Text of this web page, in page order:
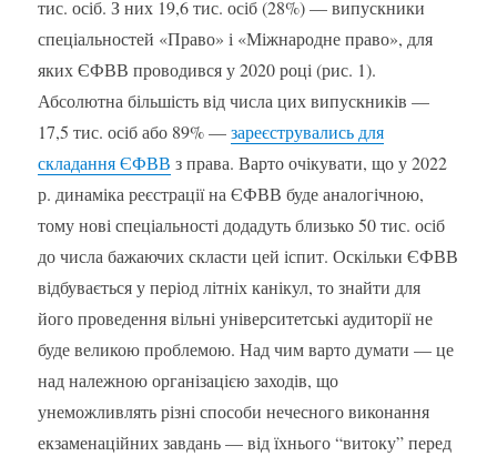
тис. осіб. З них 19,6 тис. осіб (28%) — випускники
спеціальностей «Право» і «Міжнародне право», для
яких ЄФВВ проводився у 2020 році (рис. 1).
Абсолютна більшість від числа цих випускників —
17,5 тис. осіб або 89% —зареєструвались для
складання ЄФВВ з права. Варто очікувати, що у 2022
р. динаміка реєстрації на ЄФВВ буде аналогічною,
тому нові спеціальності додадуть близько 50 тис. осіб
до числа бажаючих скласти цей іспит. Оскільки ЄФВВ
відбувається у період літніх канікул, то знайти для
його проведення вільні університетські аудиторії не
буде великою проблемою. Над чим варто думати — це
над належною організацією заходів, що
унеможливлять різні способи нечесного виконання
екзаменаційних завдань — від їхнього “витоку” перед